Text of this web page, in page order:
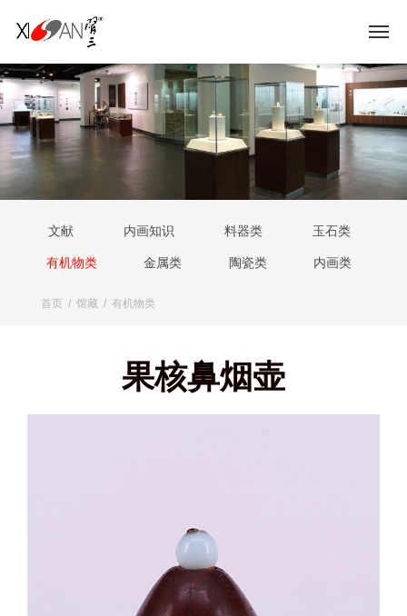
文献 内画知识 料器类 玉石类
有机物类 金属类 陶瓷类 内画类
首页 / 馆藏 / 有机物类
果核鼻烟壶